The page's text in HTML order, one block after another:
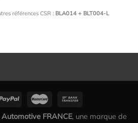
références CSR : BLA014 + BLT004-L
Automotive FRANCE, une marque de